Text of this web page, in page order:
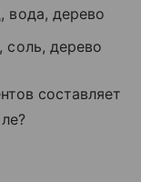
вода, дерево
соль, дерево
составляет